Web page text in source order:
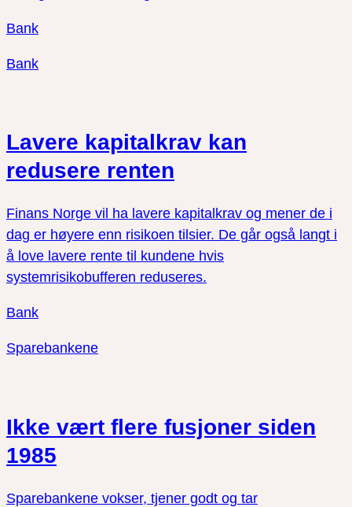
Bank
Bank
Lavere kapitalkrav kan
redusere renten
Finans Norge vil ha lavere kapitalkrav og mener de i
dag er høyere enn risikoen tilsier. De går også langt i
å love lavere rente til kundene hvis
systemrisikobufferen reduseres.
Bank
Sparebankene
Ikke vært flere fusjoner siden
1985
Sparebankene vokser, tjener godt og tar